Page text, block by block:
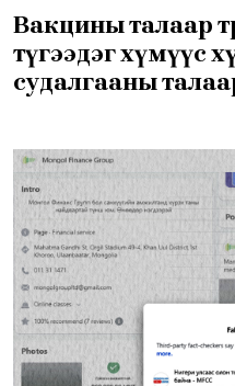
Вакцины талаар
түгээдэг хүмүүс
судалгааны